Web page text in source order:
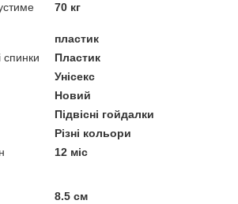
70 кг
пластик
спинки
Пластик
Унісекс
Новий
Підвісні гойдалки
Різні кольори
12 міс
8.5 см